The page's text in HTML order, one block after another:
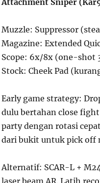
Attachment Sniper
Muzzle: Suppressor
Magazine: Extended
Scope: 6x/8x (one-shot
Stock: Cheek Pad
Early game strategy:
dulu bertahan close
party dengan rotasi
dari bukit untuk pick off
Alternatif: SCAR-L +